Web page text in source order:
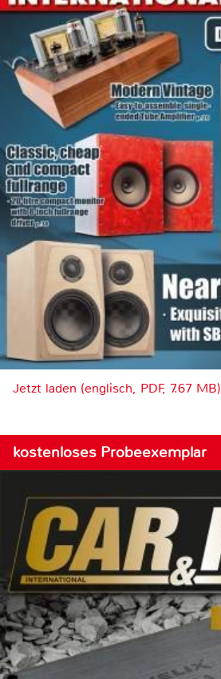
Jetzt laden (englisch, PDF, 7.67 MB)
kostenloses Probeexemplar